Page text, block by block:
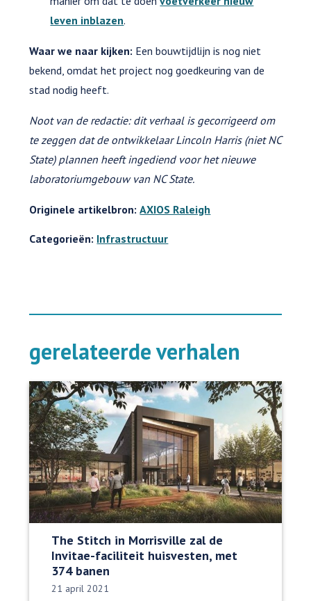
leven inblazen.
Waar we naar kijken: Een bouwtijdlijn is nog niet
bekend, omdat het project nog goedkeuring van de
stad nodig heeft.
Noot van de redactie: dit verhaal is gecorrigeerd om
te zeggen dat de ontwikkelaar Lincoln Harris (niet NC
State) plannen heeft ingediend voor het nieuwe
laboratoriumgebouw van NC State.
Originele artikelbron:AXIOS Raleigh
Categorieën: Infrastructuur
gerelateerde verhalen
The Stitch in Morrisville zal de
Invitae-faciliteit huisvesten, met
374 banen
Datum gepubliceerd:
21 april 2021